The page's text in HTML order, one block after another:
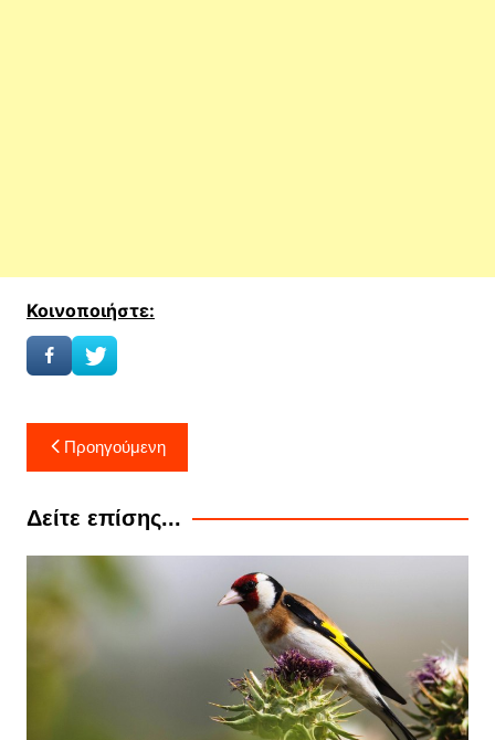
Κοινοποιήστε:
Πλοήγηση
άρθρων
Προηγούμενη
Δείτε επίσης...